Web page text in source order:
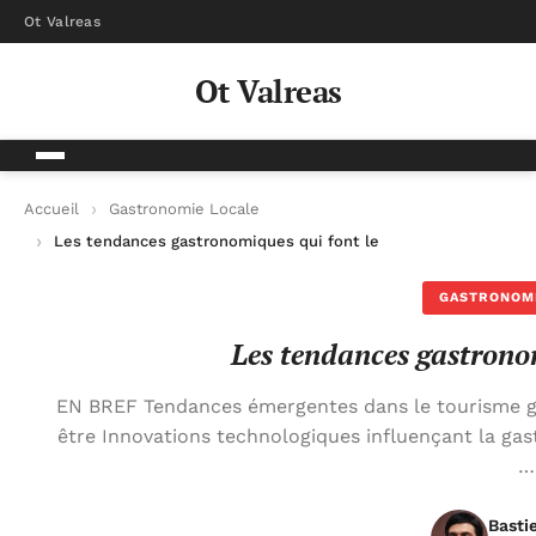
Ot Valreas
Ot Valreas
Accueil
Gastronomie Locale
Les tendances gastronomiques qui font le buzz
Les tendances
EN BREF Tendances émergentes dans le
être Innovations technologiques influençant la
…